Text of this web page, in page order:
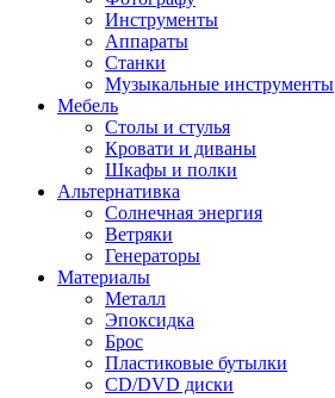
Инструменты
Аппараты
Станки
Музыкальные инструменты
Мебель
Столы и стулья
Кровати и диваны
Шкафы и полки
Альтернативка
Солнечная энергия
Ветряки
Генераторы
Материалы
Металл
Эпоксидка
Брос
Пластиковые бутылки
CD/DVD диски